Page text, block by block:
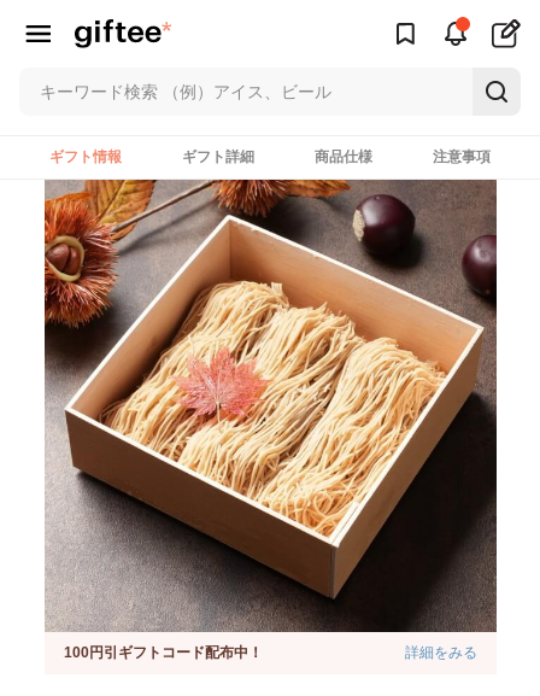
ギフト情報 ギフト詳細 商品仕様 注意事項
100円引ギフトコード配布中！ 詳細をみる